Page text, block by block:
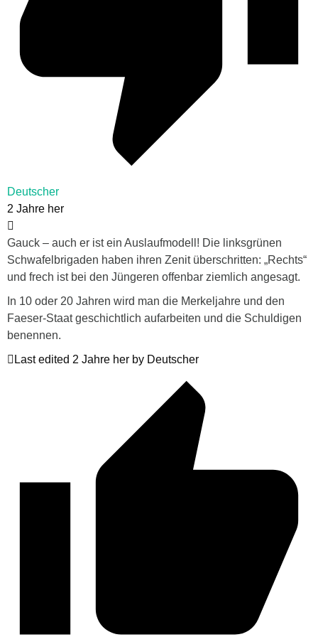
Deutscher
2 Jahre her
Gauck – auch er ist ein Auslaufmodell! Die linksgrünen
Schwafelbrigaden haben ihren Zenit überschritten: „Rechts“
und frech ist bei den Jüngeren offenbar ziemlich angesagt.
In 10 oder 20 Jahren wird man die Merkeljahre und den
Faeser-Staat geschichtlich aufarbeiten und die Schuldigen
benennen.
Last edited 2 Jahre her by Deutscher